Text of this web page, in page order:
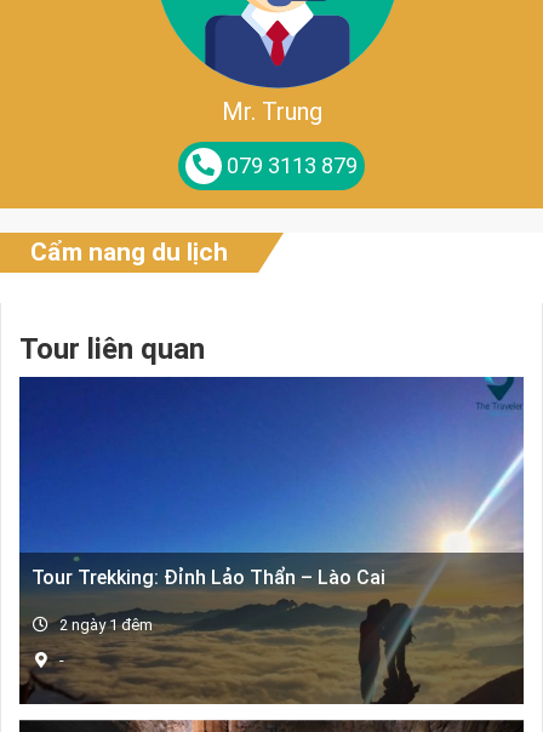
Mr. Trung
079 3113 879
Cẩm nang du lịch
Tour liên quan
Tour Trekking: Đỉnh Lảo Thẩn – Lào Cai
2 ngày 1 đêm
-